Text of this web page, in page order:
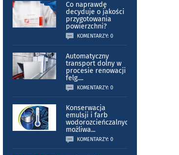
Co naprawdę
decyduje o jakości
przygotowania
powierzchni?
KOMENTARZY: 0
Automatyczny
transport dolny w
procesie renowacji
felg....
KOMENTARZY: 0
Konserwacja
emulsji i farb
wodorozcieńczalnych
możliwa...
KOMENTARZY: 0